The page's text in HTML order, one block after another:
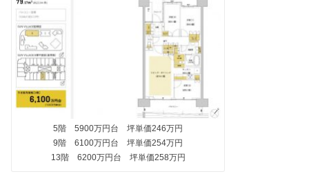
5階 5900万円台 坪単価246万円
9階 6100万円台 坪単価254万円
13階 6200万円台 坪単価258万円